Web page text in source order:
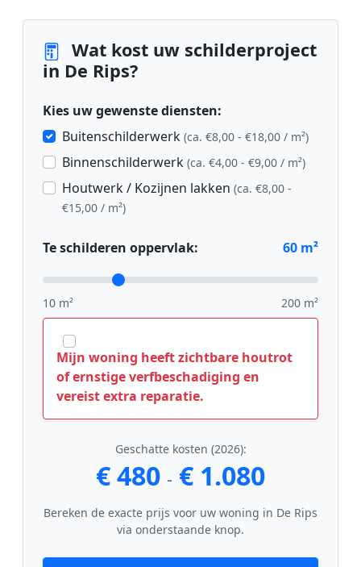
Wat kost uw schilderproject
in De Rips?
Kies uw gewenste diensten:
Buitenschilderwerk (ca. €8,00 - €18,00 / m²)
Binnenschilderwerk (ca. €4,00 - €9,00 / m²)
Houtwerk / Kozijnen lakken (ca. €8,00 -
€15,00 / m²)
Te schilderen oppervlak: 60 m²
10 m² 200 m²
Mijn woning heeft zichtbare houtrot
of ernstige verfbeschadiging en
vereist extra reparatie.
Geschatte kosten (2026):
€ 480 - € 1.080
Bereken de exacte prijs voor uw woning in De Rips
via onderstaande knop.